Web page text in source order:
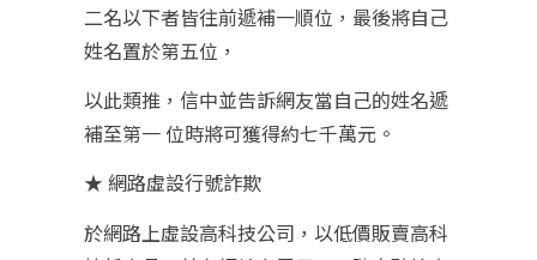
二名以下者皆往前遞補一順位，最後將自己
姓名置於第五位，
以此類推，信中並告訴網友當自己的姓名遞
補至第一 位時將可獲得約七千萬元。
★ 網路虛設行號詐欺
於網路上虛設高科技公司，以低價販賣高科